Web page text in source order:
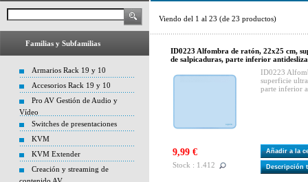
Familias y Subfamilias
Armarios Rack 19 y 10
Accesorios Rack 19 y 10
Pro AV Gestión de Audio y
Vídeo
Switches de presentaciones
KVM
KVM Extender
Creación y streaming de
Viendo del 1 al 23 (de 23 productos)
ID0223 Alfombra de ratón, 22x25 cm,
de salpicaduras, parte inferior
ID0223
superficie
parte inferior
9,99 €
Stock : 1.412
Añadir a la
Descripción